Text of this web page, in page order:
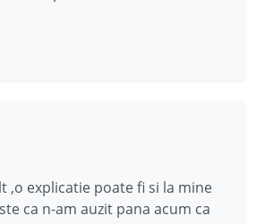
,o explicatie poate fi si la mine
ca n-am auzit pana acum ca